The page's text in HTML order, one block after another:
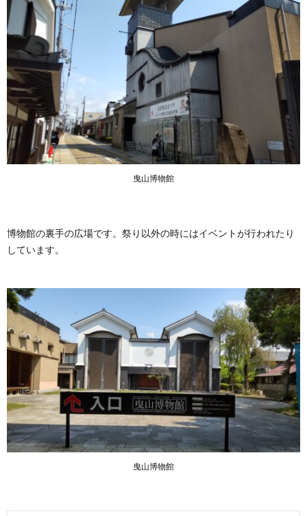
曳山博物館
博物館の裏手の広場です。祭り以外の時にはイベントが行われたり
しています。
曳山博物館